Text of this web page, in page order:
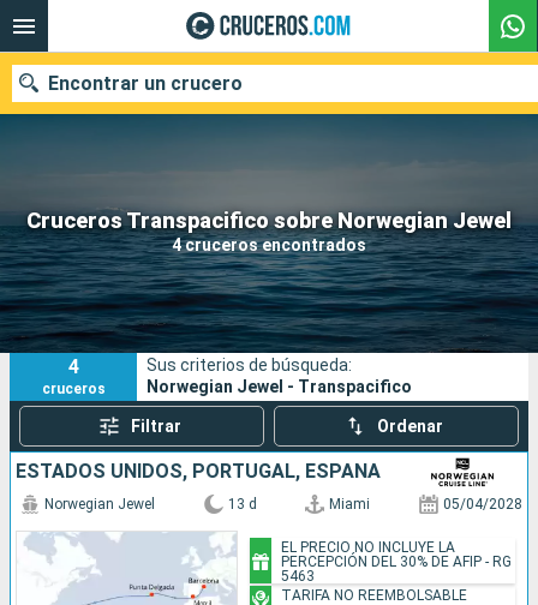
Cruceros Transpacifico sobre Norwegian Jewel
4 cruceros encontrados
Encontrar un crucero
Nuestros destinos
Fecha de salida
Puertos Compañías
Buscar
4
cruceros
Sus criterios de búsqueda:
Norwegian Jewel - Transpacifico
Filtrar Ordenar
ESTADOS UNIDOS, PORTUGAL, ESPAÑA
Norwegian Jewel 13 d Miami 05/04/2028
EL PRECIO NO INCLUYE LA
PERCEPCIÓN DEL 30% DE AFIP - RG
5463
TARIFA NO REEMBOLSABLE